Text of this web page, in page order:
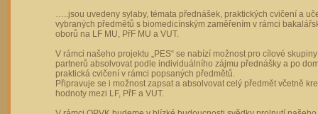
…..jsou uvedeny sylaby, témata přednášek, praktických cvičení a
vybraných předmětů s biomedicínským zaměřením v rámci
oborů na LF MU, PřF MU a VUT.
V rámci našeho projektu „PES“ se nabízí možnost pro cílové
partnerů absolvovat podle individuálního zájmu přednášky a po
praktická cvičení v rámci popsaných předmětů.
Připravuje se i možnost zapsat a absolvovat celý předmět včetně
hodnoty mezi LF, PřF a VUT.